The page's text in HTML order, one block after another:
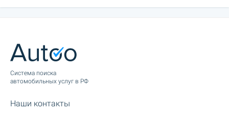
Cистема поиска
автомобильных услуг в РФ
Наши контакты